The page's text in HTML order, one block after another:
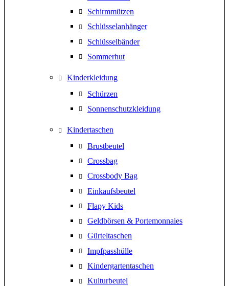
Schirmmützen
Schlüsselanhänger
Schlüsselbänder
Sommerhut
Kinderkleidung
Schürzen
Sonnenschutzkleidung
Kindertaschen
Brustbeutel
Crossbag
Crossbody Bag
Einkaufsbeutel
Flapy Kids
Geldbörsen & Portemonnaies
Gürteltaschen
Impfpasshülle
Kindergartentaschen
Kulturbeutel